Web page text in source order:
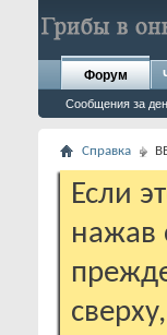
Форум
Сообщения за
Справка
Если
нажав